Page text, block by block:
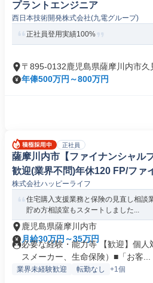
プラントエンジニア
西日本技術開発株式会社(九電グループ)
正社員登用実績100%
〒895-0132鹿児島県薩摩川内市久
年俸500万円～800万円
正社員
薩摩川内市【ファイナンシャル
歓迎(業界不問)年休120 FP/ファ
ー
株式会社ハッピーライフ
住宅購入支援業務と保険の見直し相談
貯め方相談室もスタートしました...
鹿児島県薩摩川内市
月給30万円～35万円
必要な経験・能力等 【歓迎】個人
スメーカー、生命保険）■「お客...
業界未経験歓迎 転勤なし +1個